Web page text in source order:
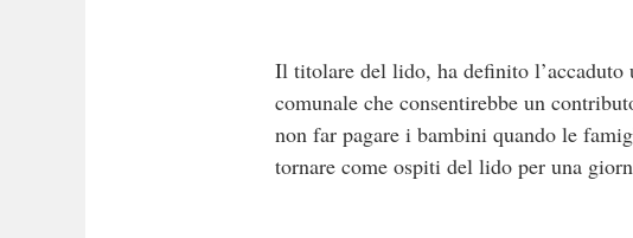
Il titolare del lido, ha definito l’accaduto
comunale che consentirebbe un
non far pagare i bambini quando le
tornare come ospiti del lido per una